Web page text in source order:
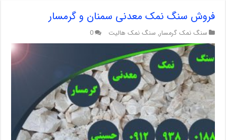
فروش سنگ نمک معدنی سمنان و گرمسار
سنگ نمک گرمسار, سنگ نمک هالیت 0